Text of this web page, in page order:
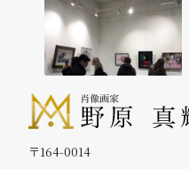
〒164-0014